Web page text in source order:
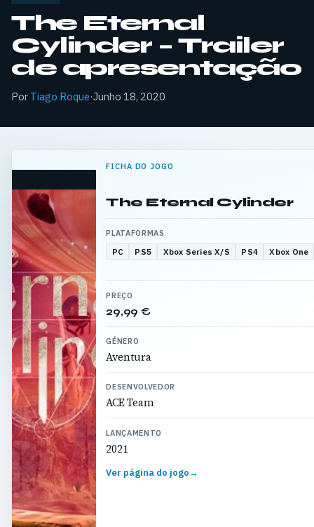
The Eternal
Cylinder – Trailer
de apresentação
Por Tiago Roque·Junho 18, 2020
FICHA DO JOGO
The Eternal Cylinder
PLATAFORMAS
PC PS5 Xbox Series X/S PS4 Xbox One
PREÇO
29,99 €
GÉNERO
Aventura
DESENVOLVEDOR
ACE Team
LANÇAMENTO
2021
Ver página do jogo→